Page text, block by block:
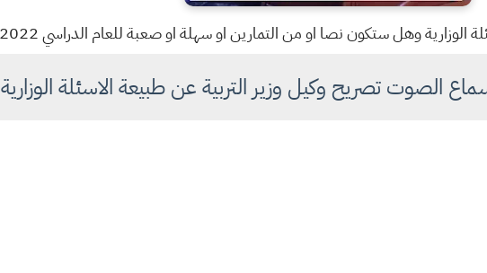
وهل ستكون نصا او من التمارين او سهلة او صعبة للعام الدراسي 2022 - 2023
الصوت تصريح وكيل وزير التربية عن طبيعة الاسئلة الوزارية